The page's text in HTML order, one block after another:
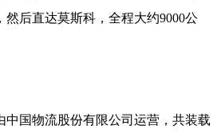
然后直达莫斯科，全程大约9000公
中国物流股份有限公司运营，共装载